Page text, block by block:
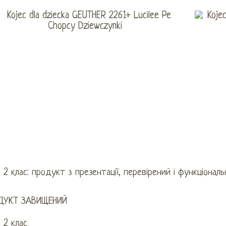
2 клас: продукт з презентації, перевірений і
ЗАВИЩЕНИЙ
2 клас